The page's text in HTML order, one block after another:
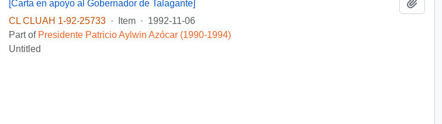
[Carta en apoyo al Gobernador de Talagante]
CL CLUAH 1-92-25733
· Item · 1992-11-06
Part of Presidente Patricio Aylwin Azócar (1990-1994)
Untitled